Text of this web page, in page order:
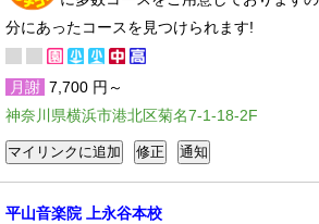
分にあったコースを見つけられます!
月謝 7,700 円～
神奈川県横浜市港北区菊名7-1-18-2F
平山音楽院 上永谷本校